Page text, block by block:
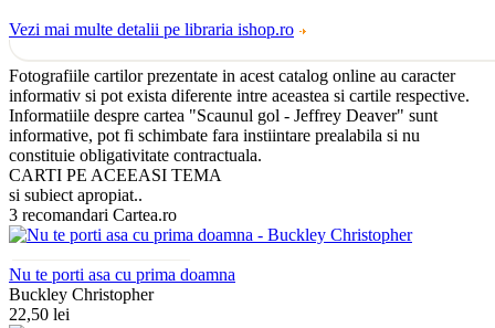
Vezi mai multe detalii pe libraria ishop.ro
Fotografiile cartilor prezentate in acest catalog online au caracter
informativ si pot exista diferente intre aceastea si cartile respective.
Informatiile despre cartea "Scaunul gol - Jeffrey Deaver" sunt
informative, pot fi schimbate fara instiintare prealabila si nu
constituie obligativitate contractuala.
CARTI PE ACEEASI TEMA
si subiect apropiat..
3 recomandari Cartea.ro
Nu te porti asa cu prima doamna
Buckley Christopher
22,50 lei